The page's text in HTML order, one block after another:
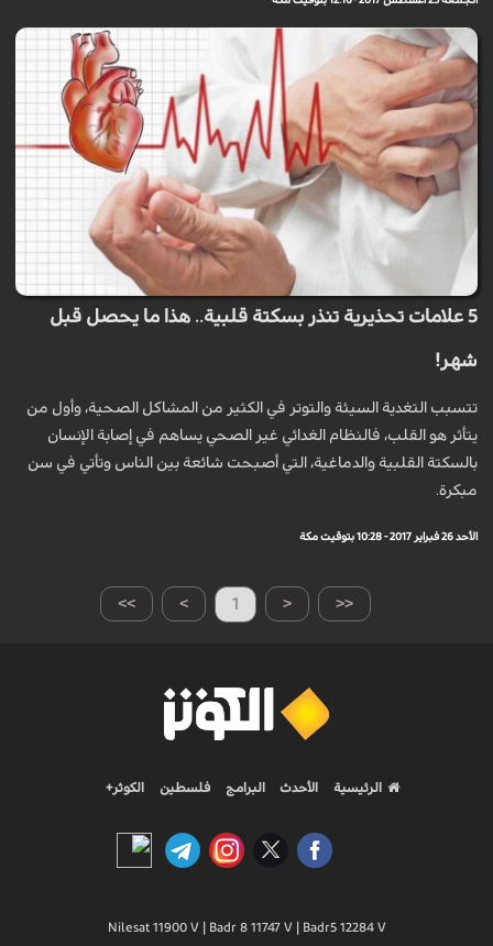
5 علامات تحذيرية تنذر بسكتة قلبية.. هذا ما يحصل قبل
شهر!
تتسبب التغدية السيئة والتوتر في الكثير من المشاكل الصحية، وأول من
يتأثر هو القلب، فالنظام الغدائي غير الصحي يساهم في إصابة الإنسان
بالسكتة القلبية والدماغية، التي أصبحت شائعة بين الناس وتأتي في سن
مبكرة.
الأحد 26 فبراير 2017 - 10:28 بتوقيت مكة
>> > 1 < <<
الرئيسية الأحدث البرامج فلسطين الكوثر+
Nilesat 11900 V | Badr 8 11747 V | Badr5 12284 V